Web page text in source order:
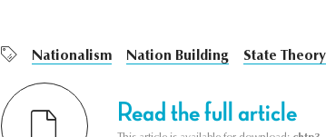
Nationalism Nation Building State Theory
Read the full article